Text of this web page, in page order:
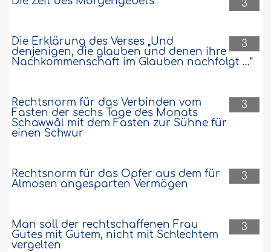
3
3
Die Erklärung des Verses „Und
denjenigen, die glauben und denen ihre
Nachkommenschaft im Glauben nachfolgt …”
3
Rechtsnorm für das Verbinden vom
Fasten der sechs Tage des Monats
Schawwâl mit dem Fasten zur Sühne für
einen Schwur
3
Rechtsnorm für das Opfer aus dem für
Almosen angesparten Vermögen
3
Man soll der rechtschaffenen Frau
Gutes mit Gutem, nicht mit Schlechtem
vergelten